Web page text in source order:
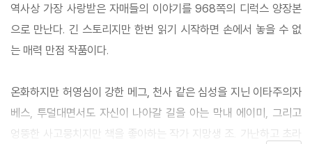
역사상 가장 사랑받은 자매들의 이야기를 968쪽의 디럭스 양장본
으로 만난다. 긴 스토리지만 한번 읽기 시작하면 손에서 놓을 수 없
는 매력 만점 작품이다.
온화하지만 허영심이 강한 메그, 천사 같은 심성을 지닌 이타주의자
베스, 투덜대면서도 자신이 나아갈 길을 아는 막내 에이미, 그리고
엉뚱한 사고뭉치지만 책을 좋아하는 작가 지망생 조. 가난하고 초라